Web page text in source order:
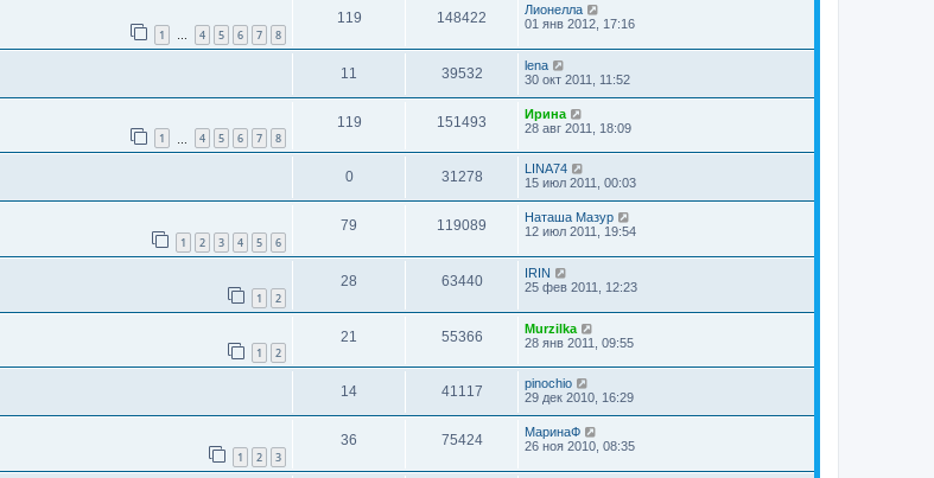
1 … 4 5 6 7 8
119 148422
Лионелла
01 янв 2012, 17:16
11 39532
lena
30 окт 2011, 11:52
1 4 5 6 7 8
119 151493
Ирина
28 авг 2011, 18:09
0 31278
LINA74
15 июл 2011, 00:03
1 2 3 4 5 6
79 119089
Наташа Мазур
12 июл 2011, 19:54
1 2
28 63440
IRIN
25 фев 2011, 12:23
1 2
21 55366
Murzilka
28 янв 2011, 09:55
14 41117
pinochio
29 дек 2010, 16:29
1 2 3
36 75424
МаринаФ
26 ноя 2010, 08:35